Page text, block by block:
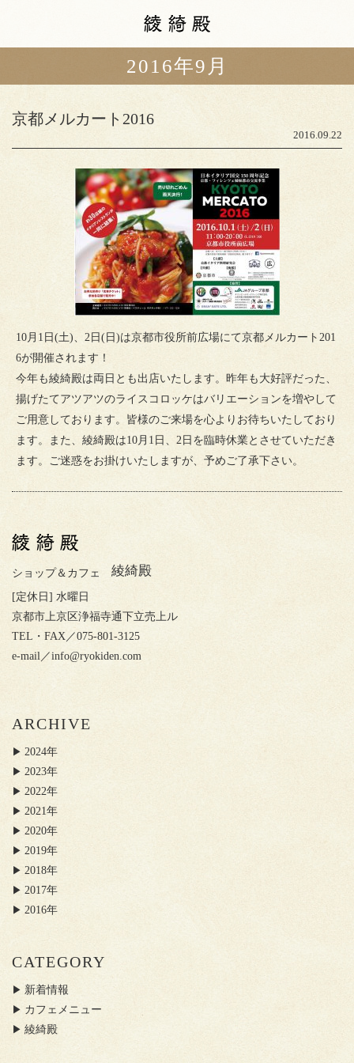
カフェメニュー
ショップ情報
アクセス 山中油店
町家ゲストハウス 粲宙庵
2016年9月
京都メルカート2016
2016.09.22
10月1日(土)、2日(日)は京都市役所前広場にて京都メルカート201
6が開催されます！
今年も綾綺殿は両日とも出店いたします。昨年も大好評だった、
揚げたてアツアツのライスコロッケはバリエーションを増やして
ご用意しております。皆様のご来場を心よりお待ちいたしており
ます。また、綾綺殿は10月1日、2日を臨時休業とさせていただき
ます。ご迷惑をお掛けいたしますが、予めご了承下さい。
ショップ＆カフェ 綾綺殿
[定休日] 水曜日
京都市上京区浄福寺通下立売上ル
TEL・FAX／075-801-3125
e-mail／info@ryokiden.com
ARCHIVE
2024年
2023年
2022年
2021年
2020年
2019年
2018年
2017年
2016年
CATEGORY
新着情報
カフェメニュー
綾綺殿